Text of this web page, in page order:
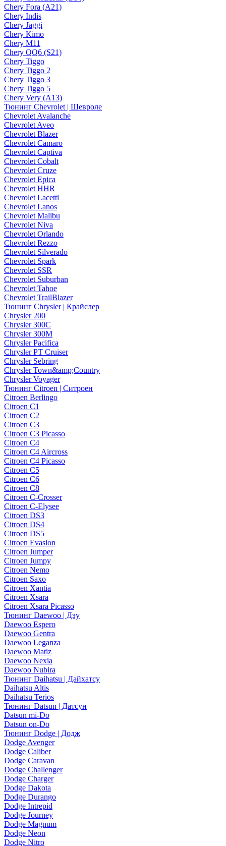
Chery Fora (A21)
Chery Indis
Chery Jaggi
Chery Kimo
Chery M11
Chery QQ6 (S21)
Chery Tiggo
Chery Tiggo 2
Chery Tiggo 3
Chery Tiggo 5
Chery Very (A13)
Тюнинг Chevrolet | Шевроле
Chevrolet Avalanche
Chevrolet Aveo
Chevrolet Blazer
Chevrolet Camaro
Chevrolet Captiva
Chevrolet Cobalt
Chevrolet Cruze
Chevrolet Epica
Chevrolet HHR
Chevrolet Lacetti
Chevrolet Lanos
Chevrolet Malibu
Chevrolet Niva
Chevrolet Orlando
Chevrolet Rezzo
Chevrolet Silverado
Chevrolet Spark
Chevrolet SSR
Chevrolet Suburban
Chevrolet Tahoe
Chevrolet TrailBlazer
Тюнинг Chrysler | Крайслер
Chrysler 200
Chrysler 300C
Chrysler 300M
Chrysler Pacifica
Chrysler PT Cruiser
Chrysler Sebring
Chrysler Town&amp;Country
Chrysler Voyager
Тюнинг Citroen | Ситроен
Citroen Berlingo
Citroen C1
Citroen C2
Citroen C3
Citroen C3 Picasso
Citroen C4
Citroen C4 Aircross
Citroen C4 Picasso
Citroen C5
Citroen C6
Citroen C8
Citroen C-Crosser
Citroen C-Elysee
Citroen DS3
Citroen DS4
Citroen DS5
Citroen Evasion
Citroen Jumper
Citroen Jumpy
Citroen Nemo
Citroen Saxo
Citroen Xantia
Citroen Xsara
Citroen Xsara Picasso
Тюнинг Daewoo | Дэу
Daewoo Espero
Daewoo Gentra
Daewoo Leganza
Daewoo Matiz
Daewoo Nexia
Daewoo Nubira
Тюнинг Daihatsu | Дайхатсу
Daihatsu Altis
Daihatsu Terios
Тюнинг Datsun | Датсун
Datsun mi-Do
Datsun on-Do
Тюнинг Dodge | Додж
Dodge Avenger
Dodge Caliber
Dodge Caravan
Dodge Challenger
Dodge Charger
Dodge Dakota
Dodge Durango
Dodge Intrepid
Dodge Journey
Dodge Magnum
Dodge Neon
Dodge Nitro